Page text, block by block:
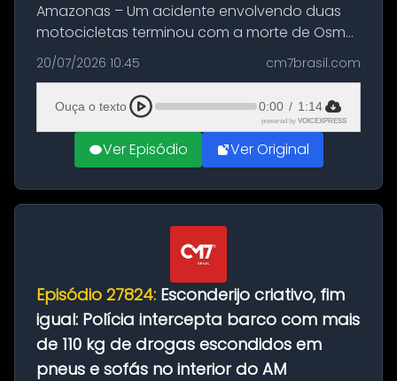
Amazonas – Um acidente envolvendo duas
motocicletas terminou com a morte de Osmar
Figueiredo de Souza, de 38 anos, no município
de São Sebastião do Uatumã, no interior do
Amazonas. A colisão ocorreu n...
20/07/2026 10:45 cm7brasil.com
Ouça o texto 0:00 / 1:14
powered by VOICEXPRESS
Ver Episódio Ver Original
Episódio 27824: Esconderijo criativo, fim
igual: Polícia intercepta barco com mais
de 110 kg de drogas escondidos em
pneus e sofás no interior do AM